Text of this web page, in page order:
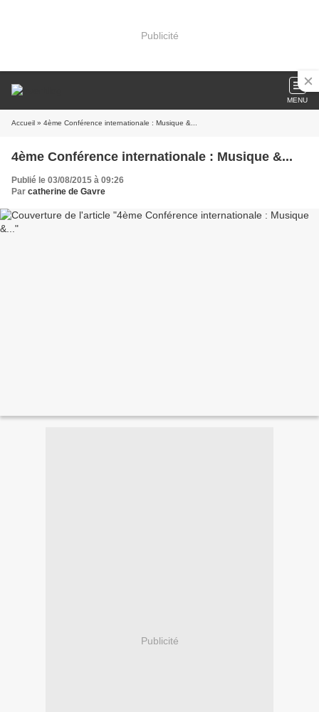
Publicité
MENU
Accueil » 4ème Conférence internationale : Musique &...
4ème Conférence internationale : Musique &...
Publié le 03/08/2015 à 09:26
Par catherine de Gavre
Publicité